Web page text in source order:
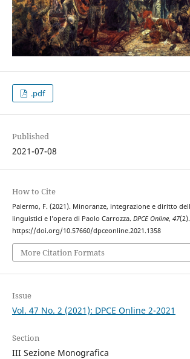
.pdf
Published
2021-07-08
How to Cite
Palermo, F. (2021). Minoranze, integrazione e diritto
linguistici e l’opera di Paolo Carrozza. DPCE Online, 47(2).
https://doi.org/10.57660/dpceonline.2021.1358
More Citation Formats
Issue
Vol. 47 No. 2 (2021): DPCE Online 2-2021
Section
III Sezione Monografica